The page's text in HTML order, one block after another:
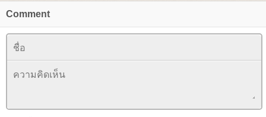
Comment